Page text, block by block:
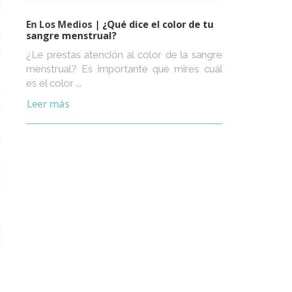
En Los Medios | ¿Qué dice el color de tu
sangre menstrual?
¿Le prestas atención al color de la sangre
menstrual? Es importante que mires cuál
es el color ...
Leer más